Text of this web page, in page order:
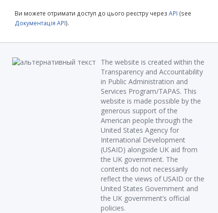
Ви можете отримати доступ до цього реєстру через API (see
Документація API).
The website is created within the
Transparency and Accountability
in Public Administration and
Services Program/TAPAS. This
website is made possible by the
generous support of the
American people through the
United States Agency for
International Development
(USAID) alongside UK aid from
the UK government. The
contents do not necessarily
reflect the views of USAID or the
United States Government and
the UK government’s official
policies.